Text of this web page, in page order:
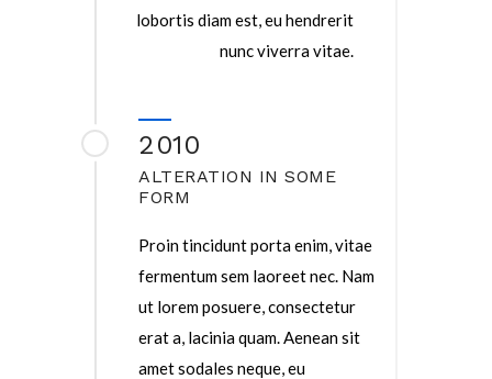
lobortis diam est, eu hendrerit
nunc viverra vitae.
2010
ALTERATION IN SOME
FORM
Proin tincidunt porta enim, vitae
fermentum sem laoreet nec. Nam
ut lorem posuere, consectetur
erat a, lacinia quam. Aenean sit
amet sodales neque, eu